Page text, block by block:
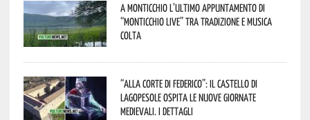
A Monticchio l’ultimo appuntamento di
“Monticchio Live” tra tradizione e musica
colta
“Alla corte di Federico”: il Castello di
Lagopesole ospita le nuove Giornate
Medievali. I dettagli